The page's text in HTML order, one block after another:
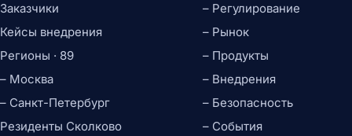
Заказчики
Кейсы внедрения
Регионы · 89
– Москва
– Санкт-Петербург
Резиденты Сколково
– Регулирование
– Рынок
– Продукты
– Внедрения
– Безопасность
– События